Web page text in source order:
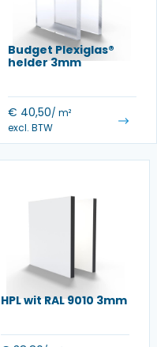
Budget Plexiglas®
helder 3mm
€ 40,50/ m²
excl. BTW
HPL wit RAL 9010 3mm